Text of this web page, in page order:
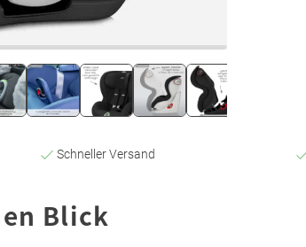
Schneller Versand
Blick